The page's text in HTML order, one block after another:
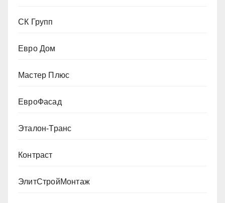
СК Групп
Евро Дом
Мастер Плюс
ЕвроФасад
Эталон-Транс
Контраст
ЭлитСтройМонтаж